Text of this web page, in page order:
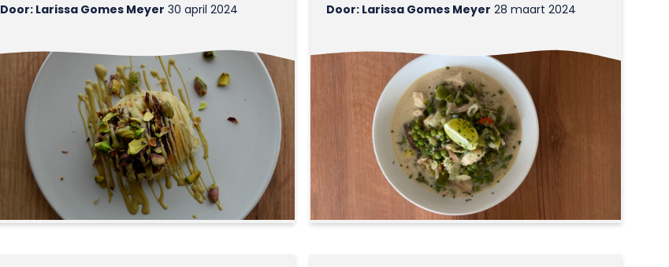
Door: Larissa Gomes Meyer 30 april 2024 Door: Larissa Gomes Meyer 28 maart 2024